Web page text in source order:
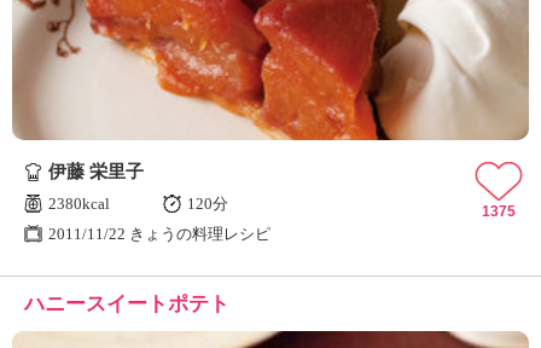
伊藤 栄里子
2380kcal
120分
2011/11/22 きょうの料理レシピ
1375
ハニースイートポテト